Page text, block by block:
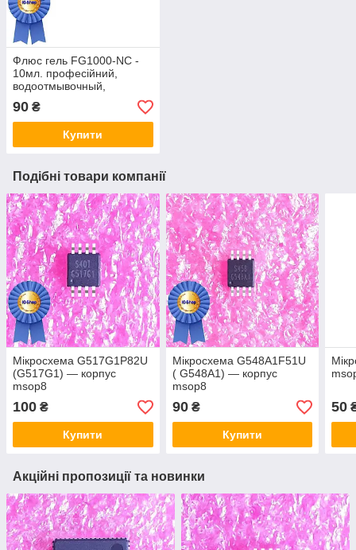
Флюс гель FG1000-NC -
10мл. професійний,
водоотмывочный,
водосмываемый
90 ₴
Купити
Подібні товари компанії
Мікросхема G517G1P82U
(G517G1) — корпус
msop8
100 ₴
Купити
Мікросхема G548A1F51U
( G548A1) — корпус
msop8
90₴
Купити
50
Акційні пропозиції та новинки